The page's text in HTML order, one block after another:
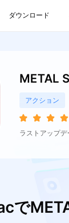
ダウンロード
METAL
アクション
ラストアップ
で